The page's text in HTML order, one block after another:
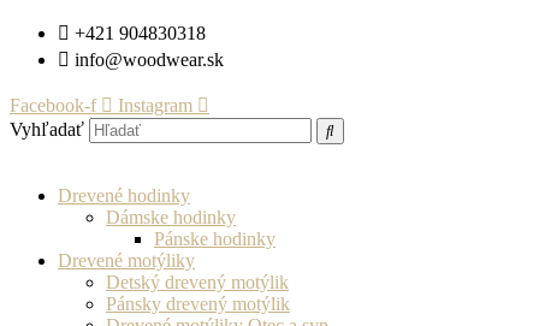
Preskočiť+421 904830318
info@woodwear.sk
Facebook-f
Instagram
Vyhľadať
Drevené hodinky
Dámske hodinky
Pánske hodinky
Drevené motýliky
Detský drevený motýlik
Pánsky drevený motýlik